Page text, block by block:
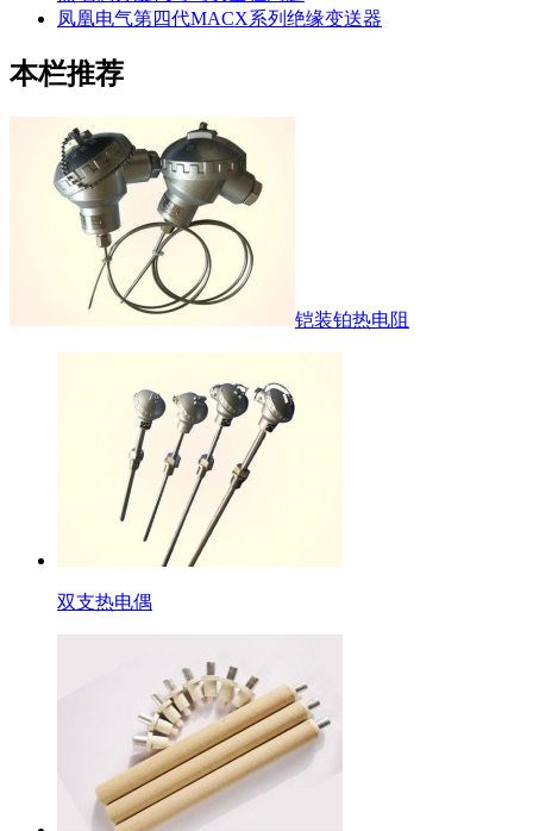
凤凰电气第四代MACX系列绝缘变送器
本栏推荐
铠装铂热电阻
双支热电偶